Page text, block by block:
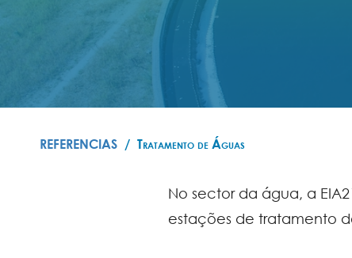
REFERENCIAS Tratamento de Águas
No sector da água, a
estações de tratamento